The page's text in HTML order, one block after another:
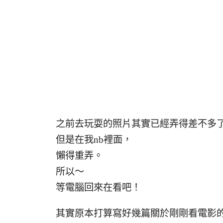
之前去玩耍的照片其實已經弄得差不多
但是在我nb裡面，
懶得重弄。
所以～
等電腦回來在看吧！
其實原本打算寫好幾篇關於剛剛看電影